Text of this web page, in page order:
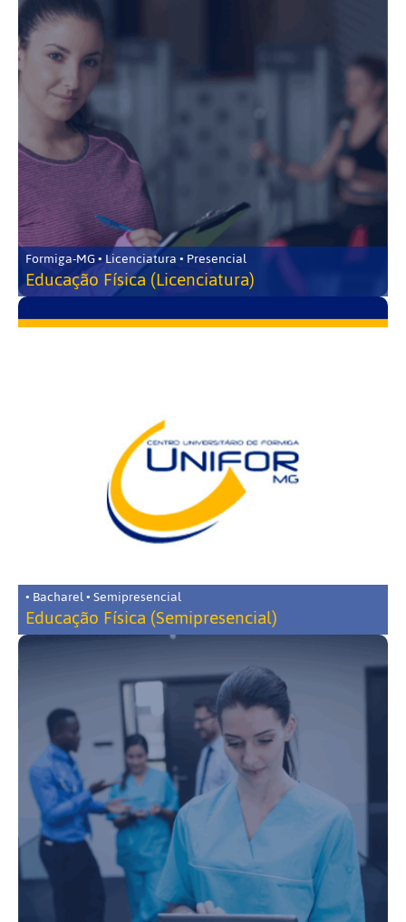
Formiga-MG • Licenciatura • Presencial
Educação Física (Licenciatura)
• Bacharel • Semipresencial
Educação Física (Semipresencial)